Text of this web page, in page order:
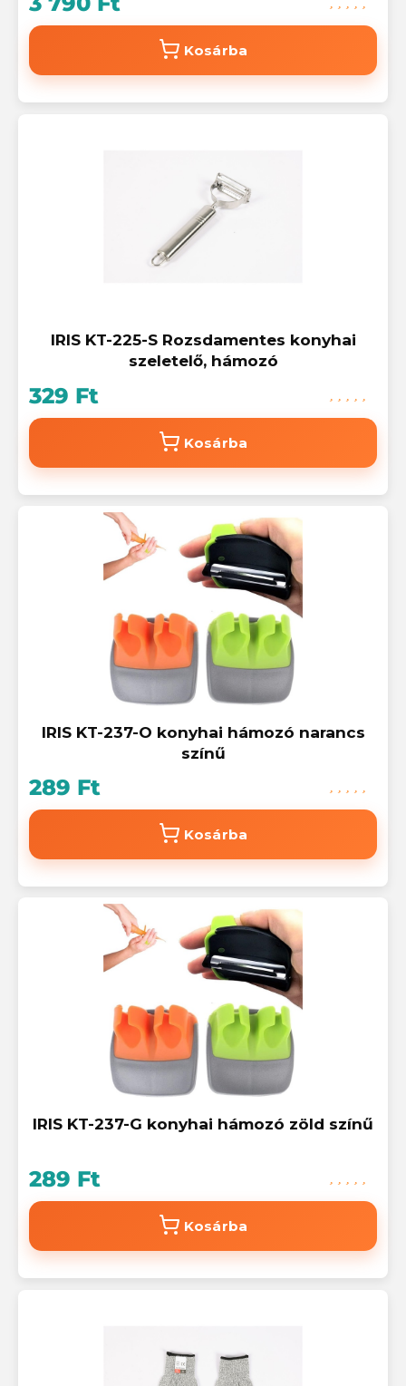
Kosárba
IRIS KT-225-S Rozsdamentes konyhai
szeletelő, hámozó
329 Ft
Kosárba
IRIS KT-237-O konyhai hámozó narancs
színű
289 Ft
Kosárba
IRIS KT-237-G konyhai hámozó zöld színű
289 Ft
Kosárba